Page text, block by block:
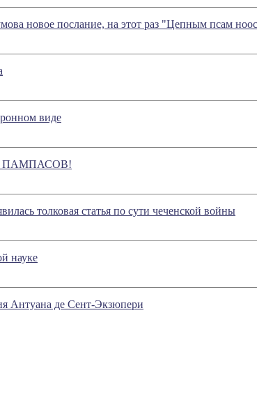
новое послание, на этот раз "Цепным псам
виде
ПАМПАСОВ!
толковая статья по сути чеченской войны
науке
Антуана де Сент-Экзюпери